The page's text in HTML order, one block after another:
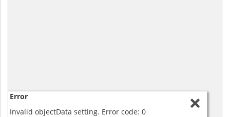
Error
Invalid objectData setting. Error code: 0